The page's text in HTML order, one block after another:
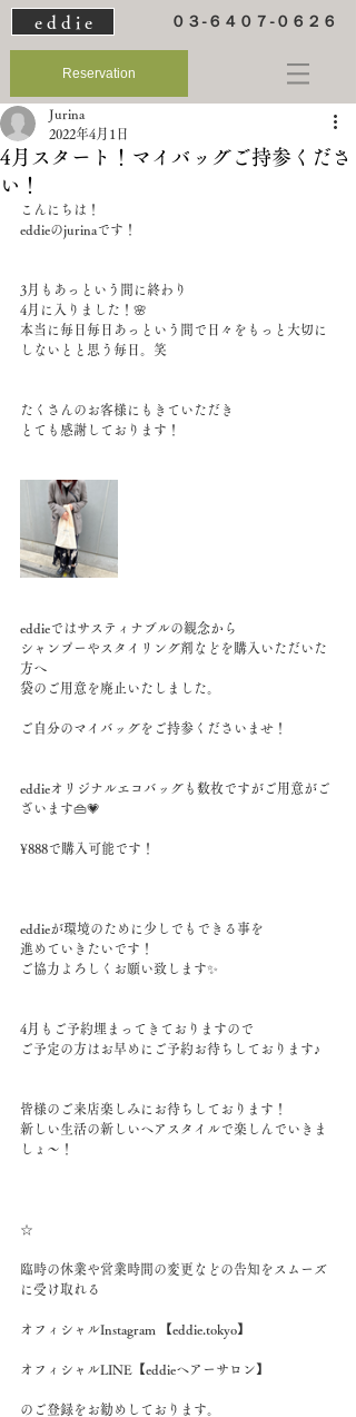
e d d i e ０３-６４０７-０６２６
Reservation
4月スタート！マイバッグご持参くださ
い！
Jurina
2022年4月1日
こんにちは！
eddieのjurinaです！
3月もあっという間に終わり
4月に入りました！🌸
本当に毎日毎日あっという間で日々をもっと大切に
しないとと思う毎日。笑
たくさんのお客様にもきていただき
とても感謝しております！
eddieではサスティナブルの観念から
シャンプーやスタイリング剤などを購入いただいた
方へ
袋のご用意を廃止いたしました。
ご自分のマイバッグをご持参くださいませ！
eddieオリジナルエコバッグも数枚ですがご用意がご
ざいます👜💗
¥888で購入可能です！
eddieが環境のために少しでもできる事を
進めていきたいです！
ご協力よろしくお願い致します✨
4月もご予約埋まってきておりますので
ご予定の方はお早めにご予約お待ちしております♪
皆様のご来店楽しみにお待ちしております！
新しい生活の新しいヘアスタイルで楽しんでいきま
しょ～！
☆
臨時の休業や営業時間の変更などの告知をスムーズ
に受け取れる
オフィシャルInstagram 【eddie.tokyo】
オフィシャルLINE【eddieヘアーサロン】
のご登録をお勧めしております。